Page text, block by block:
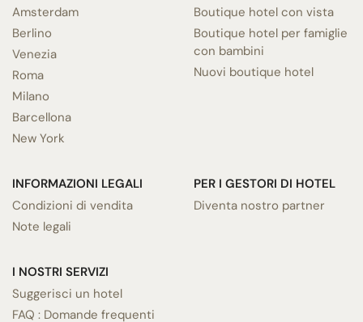
Amsterdam
Berlino
Venezia
Roma
Milano
Barcellona
New York
Boutique hotel con vista
Boutique hotel per famiglie
con bambini
Nuovi boutique hotel
INFORMAZIONI LEGALI
Condizioni di vendita
Note legali
I NOSTRI SERVIZI
Suggerisci un hotel
FAQ : Domande frequenti
PER I GESTORI DI HOTEL
Diventa nostro partner